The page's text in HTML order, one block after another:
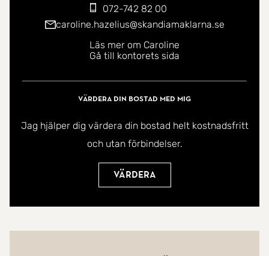
072-742 82 00
caroline.hazelius@skandiamaklarna.se
Läs mer om Caroline
Gå till kontorets sida
Värdera din bostad med mig
Jag hjälper dig värdera din bostad helt kostnadsfritt
och utan förbindelser.
Värdera